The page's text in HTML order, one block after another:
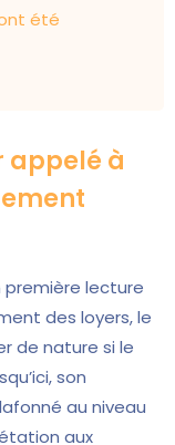
été
appelé à
lecture
des loyers, le
de nature si le
son
au niveau
aux